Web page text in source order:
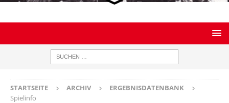
STARTSEITE ARCHIV
ERGEBNISDATENBANK
Spielinfo